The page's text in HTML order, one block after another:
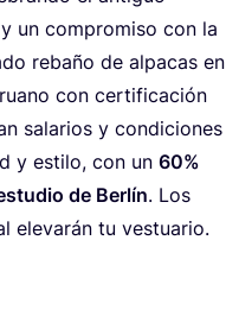
un com­pro­mi­so con la
reba­ño de alpa­cas en
con cer­ti­fi­ca­ción
sala­rios y con­di­cio­nes
y esti­lo, con un 60%
de Ber­lín. Los
ele­va­rán tu vestuario.